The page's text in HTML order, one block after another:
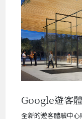
Google遊客
全新的遊客體驗中